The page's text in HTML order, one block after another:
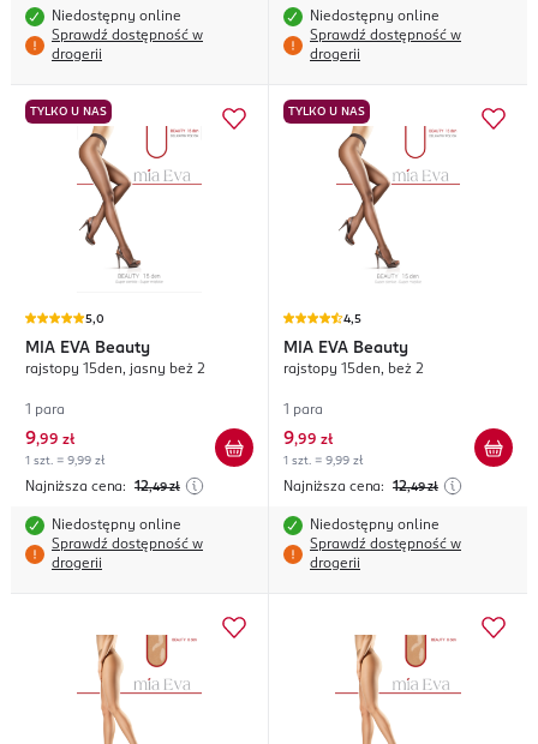
Niedostępny online
Sprawdź dostępność w
drogerii
Niedostępny online
Sprawdź dostępność w
drogerii
TYLKO U NAS
5,0
MIA EVA Beauty
rajstopy 15den, jasny beż 2
1 para
9,99 zł
1 szt. = 9,99 zł
Najniższa cena: 12,49 zł
Niedostępny online
Sprawdź dostępność w
drogerii
TYLKO U NAS
4,5
MIA EVA Beauty
rajstopy 15den, beż 2
1 para
9,99 zł
1 szt. = 9,99 zł
Najniższa cena: 12,49 zł
Niedostępny online
Sprawdź dostępność w
drogerii